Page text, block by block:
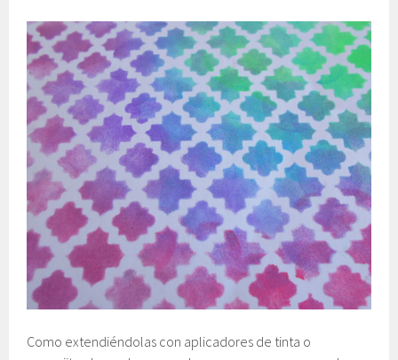
Como extendiéndolas con aplicadores de tinta o